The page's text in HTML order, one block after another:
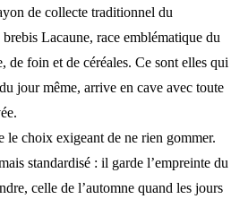
de collecte traditionnel du
brebis Lacaune, race emblématique du
de foin et de céréales. Ce sont elles qui
jour même, arrive en cave avec toute
le choix exigeant de ne rien gommer.
standardisé : il garde l’empreinte du
celle de l’automne quand les jours